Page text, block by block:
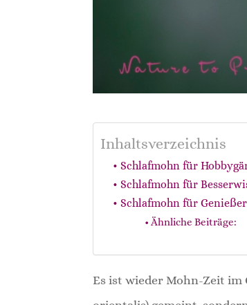
Inhaltsverzeichnis
Schlafmohn für
Schlafmohn für
Schlafmohn für Genießer
Ähnliche Beiträge:
Es ist wieder Mohn-Zeit